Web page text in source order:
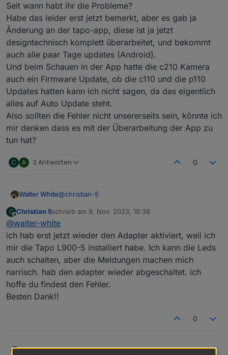
of undefined (reading 'find')
2023-11-08 16:49:02.865 - warn: tapo.0 (80229)
TypeError: Cannot read properties of undefined
(reading 'find')
2023-11-08 16:49:12.886 - warn: tapo.0 (80229)
TypeError: Cannot read properties of undefined
(reading 'find')
2023-11-08 16:49:22.872 - warn: tapo.0 (80229)
TypeError: Cannot read properties of undefined
(reading 'find')
2023-11-08 16:49:32.878 - warn: tapo.0 (80229)
TypeError: Cannot read properties of undefined
(reading 'find')
Kann mir jemand einen Tip geben?
Seit wann habt ihr die Probleme?
Habe das leider erst jetzt bemerkt, aber es gab ja
Änderung an der tapo-app, diese ist ja jetzt
designtechnisch komplett überarbeitet, und bekommt
auch alle paar Tage updates (Android).
Und beim Schauen in der App hatte die c210 Kamera
auch ein Firmware Update, ob die c110 und die p110
Updates hatten kann ich nicht sagen, da das eigentlich
alles auf Auto Update steht.
Also sollten die Fehler nicht unsererseits sein, könnte ich
mir denken dass es mit der Überarbeitung der App zu
tun hat?
C A 2 Antworten 0
Walter White@christian-5
Seit wann habt ihr die Probleme?
Habe das leider erst jetzt bemerkt, aber es gab ja
Änderung an der tapo-app, diese ist ja jetzt
designtechnisch komplett überarbeitet, und
bekommt auch alle paar Tage updates (Android).
Und beim Schauen in der App hatte die c210
Kamera auch ein Firmware Update, ob die c110
und die p110 Updates hatten kann ich nicht sagen,
C
Offline
Christian 5schrieb am 9. Nov. 2023, 18:38
zuletzt editiert von
@walter-white
ich hab erst jetzt wieder den Adapter aktiviert, weil ich
mir die Tapo L900-5 installiert habe. Ich kann die Leds
auch schalten, aber die Meldungen machen mich
narrisch. hab den adapter wieder abgeschaltet. ich
hoffe du findest den Fehler.
Besten Dank!!
0
C Christian 5@walter-white